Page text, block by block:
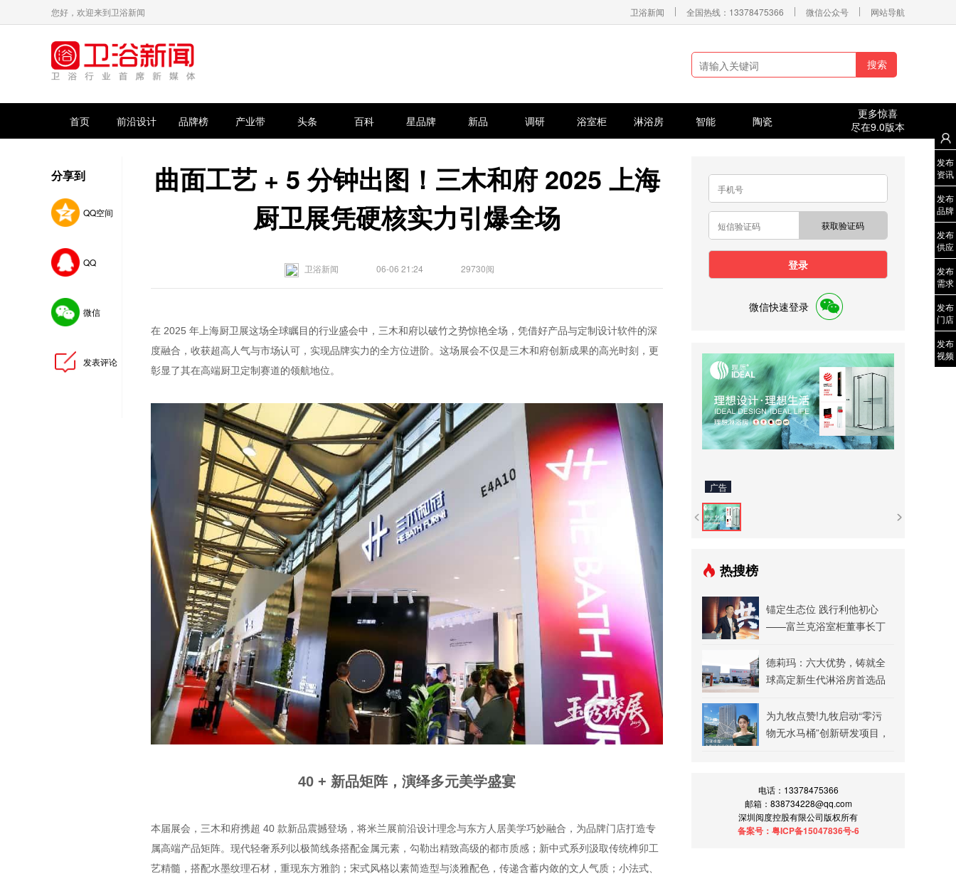
发布
资讯
发布
品牌
发布
供应
发布
需求
发布
门店
发布
视频
您好，欢迎来到卫浴新闻 卫浴新闻 全国热线：13378475366 微信公众号 网站导航
搜索
首页 前沿设计 品牌榜 产业带 头条 百科 星品牌 新品 调研 浴室柜 淋浴房 智能 陶瓷
更多惊喜
尽在9.0版本
分享到
QQ空间
QQ
微信
发表评论
曲面工艺 + 5 分钟出图！三木和府 2025 上海
厨卫展凭硬核实力引爆全场
卫浴新闻 06-06 21:24 29730阅
在 2025 年上海厨卫展这场全球瞩目的行业盛会中，三木和府以破竹之势惊艳全场，凭借好产品与定制设计软件的深
度融合，收获超高人气与市场认可，实现品牌实力的全方位进阶。这场展会不仅是三木和府创新成果的高光时刻，更
彰显了其在高端厨卫定制赛道的领航地位。
40 + 新品矩阵，演绎多元美学盛宴​
本届展会，三木和府携超 40 款新品震撼登场，将米兰展前沿设计理念与东方人居美学巧妙融合，为品牌门店打造专
属高端产品矩阵。现代轻奢系列以极简线条搭配金属元素，勾勒出精致高级的都市质感；新中式系列汲取传统榫卯工
艺精髓，搭配水墨纹理石材，重现东方雅韵；宋式风格以素简造型与淡雅配色，传递含蓄内敛的文人气质；小法式、
获取验证码
登录
微信快速登录
广告
热搜榜
锚定生态位 践行利他初心
——富兰克浴室柜董事长丁
德莉玛：六大优势，铸就全
球高定新生代淋浴房首选品
为九牧点赞!九牧启动“零污
物无水马桶”创新研发项目，
电话：13378475366
邮箱：838734228@qq.com
深圳阅度控股有限公司版权所有
备案号：粤ICP备15047836号-6